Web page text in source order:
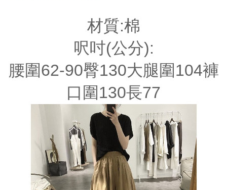
材質:棉
呎吋(公分):
腰圍62-90臀130大腿圍104褲
口圍130長77